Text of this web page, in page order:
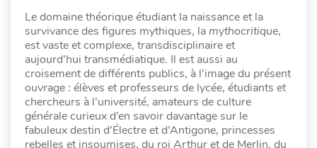
Le domaine théorique étudiant la naissance et la
survivance des figures mythiques, la mythocritique,
est vaste et complexe, transdisciplinaire et
aujourd’hui transmédiatique. Il est aussi au
croisement de différents publics, à l’image du présent
ouvrage : élèves et professeurs de lycée, étudiants et
chercheurs à l’université, amateurs de culture
générale curieux d’en savoir davantage sur le
fabuleux destin d’Électre et d’Antigone, princesses
rebelles et insoumises, du roi Arthur et de Merlin, du